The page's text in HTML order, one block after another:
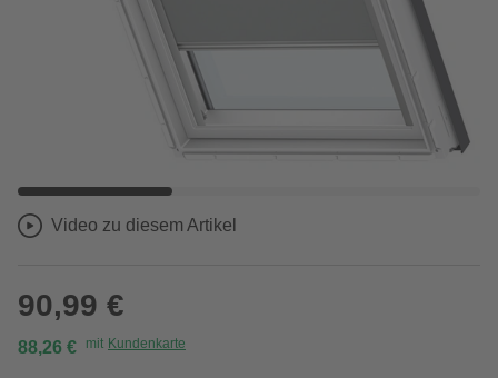
Video zu diesem Artikel
90,99 €
88,26 € mit Kundenkarte